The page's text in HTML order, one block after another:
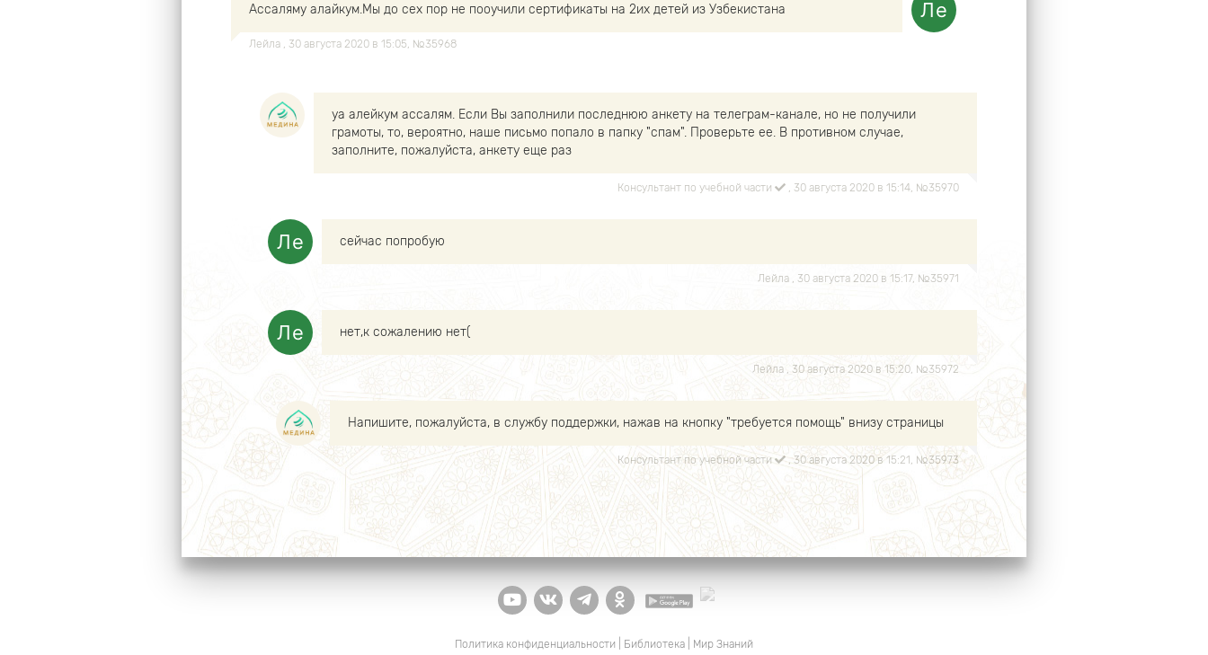
Ассаляму алайкум.Мы до сех пор не пооучили сертификаты на 2их детей из Узбекистана
Лейла , 30 августа 2020 в 15:05, №35968
уа алейкум ассалям. Если Вы заполнили последнюю анкету на телеграм-канале, но не получили
грамоты, то, вероятно, наше письмо попало в папку "спам". Проверьте ее. В противном случае,
заполните, пожалуйста, анкету еще раз
Консультант по учебной части , 30 августа 2020 в 15:14, №35970
сейчас попробую
Лейла , 30 августа 2020 в 15:17, №35971
нет,к сожалению нет(
Лейла , 30 августа 2020 в 15:20, №35972
Напишите, пожалуйста, в службу поддержки, нажав на кнопку "требуется помощь" внизу страницы
Консультант по учебной части , 30 августа 2020 в 15:21, №35973
Политика конфиденциальности Библиотека Мир Знаний